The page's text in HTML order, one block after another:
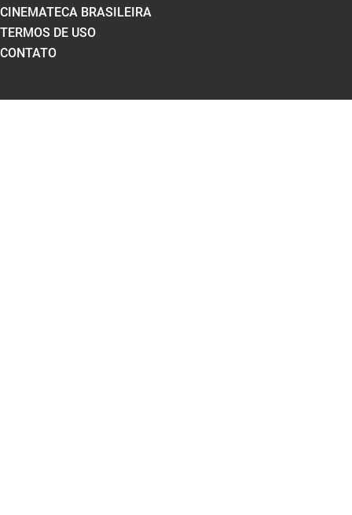
CINEMATECA BRASILEIRA
TERMOS DE USO
CONTATO